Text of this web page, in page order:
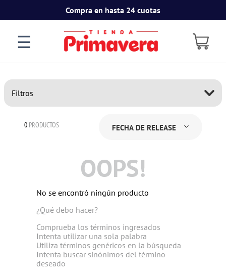
Compra en hasta 24 cuotas
☰
Filtros
0 PRODUCTOS FECHA DE RELEASE
OOPS!
No se encontró ningún producto
¿Qué debo hacer?
Comprueba los términos ingresados
Intenta utilizar una sola palabra
Utiliza términos genéricos en la búsqueda
Intenta buscar sinónimos del término
deseado